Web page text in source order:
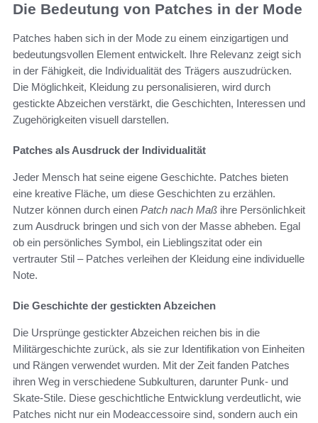
Die Bedeutung von Patches in der Mode
Patches haben sich in der Mode zu einem einzigartigen und
bedeutungsvollen Element entwickelt. Ihre Relevanz zeigt sich
in der Fähigkeit, die Individualität des Trägers auszudrücken.
Die Möglichkeit, Kleidung zu personalisieren, wird durch
gestickte Abzeichen verstärkt, die Geschichten, Interessen und
Zugehörigkeiten visuell darstellen.
Patches als Ausdruck der Individualität
Jeder Mensch hat seine eigene Geschichte. Patches bieten
eine kreative Fläche, um diese Geschichten zu erzählen.
Nutzer können durch einen Patch nach Maß ihre Persönlichkeit
zum Ausdruck bringen und sich von der Masse abheben. Egal
ob ein persönliches Symbol, ein Lieblingszitat oder ein
vertrauter Stil – Patches verleihen der Kleidung eine individuelle
Note.
Die Geschichte der gestickten Abzeichen
Die Ursprünge gestickter Abzeichen reichen bis in die
Militärgeschichte zurück, als sie zur Identifikation von Einheiten
und Rängen verwendet wurden. Mit der Zeit fanden Patches
ihren Weg in verschiedene Subkulturen, darunter Punk- und
Skate-Stile. Diese geschichtliche Entwicklung verdeutlicht, wie
Patches nicht nur ein Modeaccessoire sind, sondern auch ein